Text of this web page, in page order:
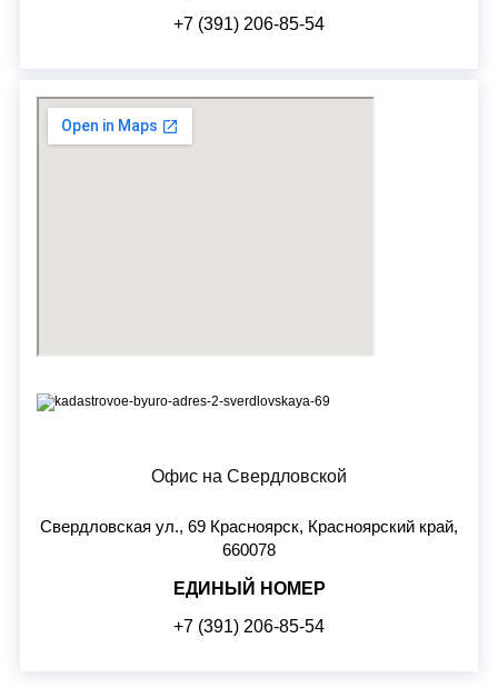
+7 (391) 206-85-54
Офис на Свердловской
Свердловская ул., 69 Красноярск, Красноярский край,
660078
ЕДИНЫЙ НОМЕР
+7 (391) 206-85-54